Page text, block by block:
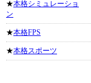
★本格シミュレーショ
ン
★本格FPS
★本格スポーツ